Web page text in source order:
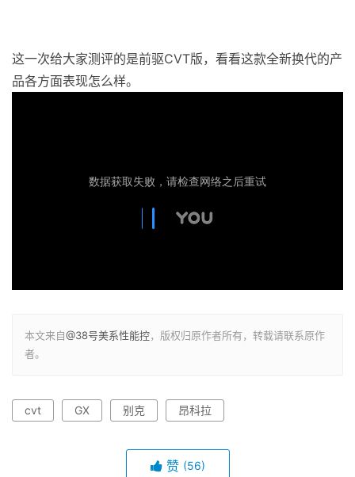
这一次给大家测评的是前驱CVT版，看看这款全新换代的产
品各方面表现怎么样。
本文来自@38号美系性能控，版权归原作者所有，转载请联系原作
者。
cvt GX 别克 昂科拉
赞 (56)